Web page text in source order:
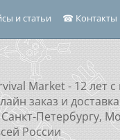
и статьи ☎ Контакты
Market - 12 лет
заказ и доставка
Петербургу,
России